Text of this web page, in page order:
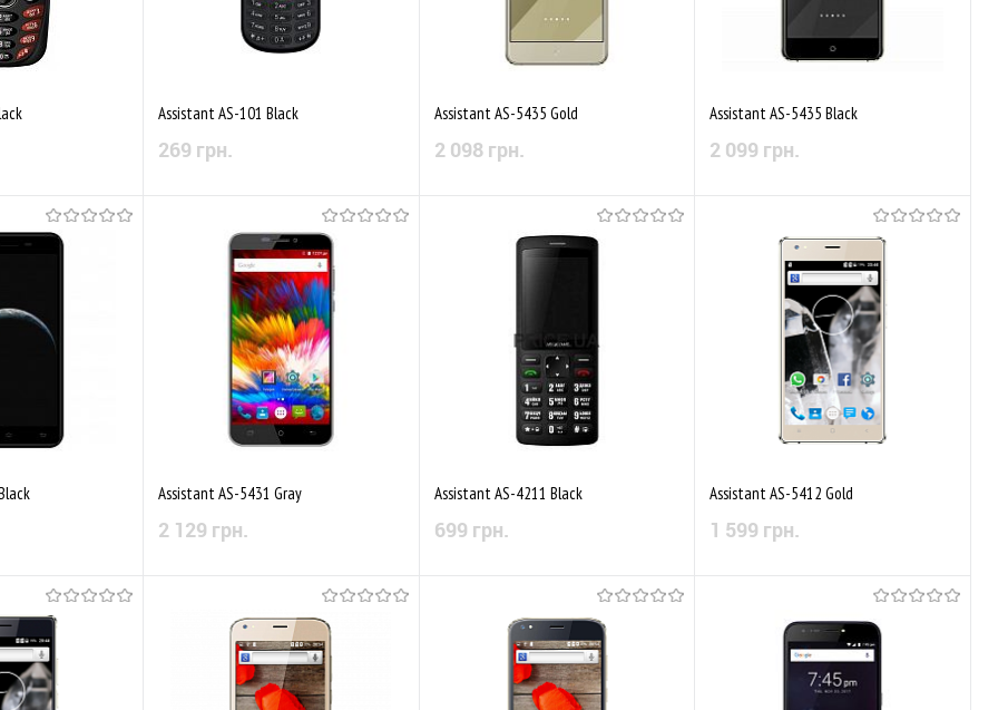
Assistant AS-101 Black
269 грн.
Немає в наявності
До обраного Порівняти
Assistant AS-5435 Gold
2 098 грн.
Немає в наявності
Assistant AS-5435 Black
2 099 грн.
Немає в наявності
До обраного Порівняти
Порівняти
Assistant AS-5431 Gray
2 129 грн.
Немає в наявності
До обраного Порівняти
Assistant AS-4211 Black
699 грн.
Немає в наявності
До обраного Порівняти
Assistant AS-5412 Gold
1 599 грн.
Немає в наявності
До обраного Порівняти